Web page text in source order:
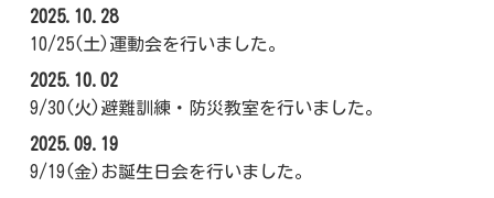
2025.10.28
10/25(土)運動会を行いました。
2025.10.02
9/30(火)避難訓練・防災教室を行いました。
2025.09.19
9/19(金)お誕生日会を行いました。